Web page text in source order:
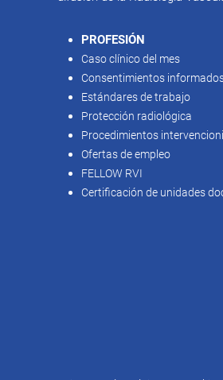
PROFESIÓN
Caso clínico del mes
Consentimientos
Estándares de trabajo
Protección radiológica
Procedimientos
Ofertas de empleo
FELLOW RVI
Certificación de unidades